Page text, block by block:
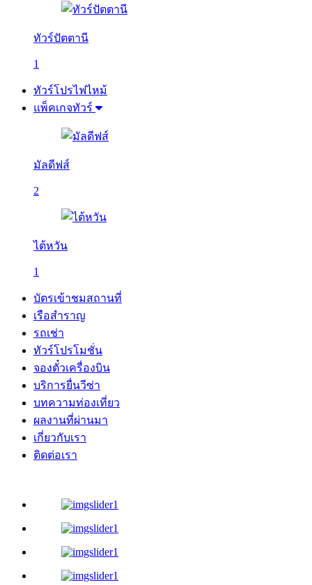
ทัวร์ปัตตานี
1
ทัวร์โปรไฟไหม้
แพ็คเกจทัวร์
มัลดีฟส์
2
ไต้หวัน
1
บัตรเข้าชมสถานที่
เรือสำราญ
รถเช่า
ทัวร์โปรโมชั่น
จองตั๋วเครื่องบิน
บริการยื่นวีซ่า
บทความท่องเที่ยว
ผลงานที่ผ่านมา
เกี่ยวกับเรา
ติดต่อเรา